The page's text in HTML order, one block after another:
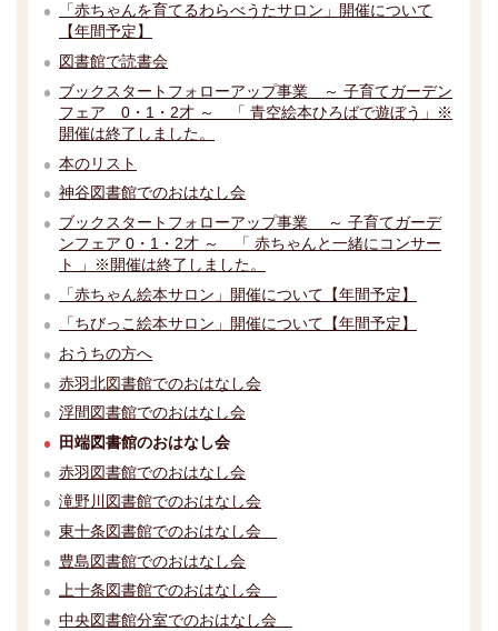
「赤ちゃんを育てるわらべうたサロン」開催について
【年間予定】
図書館で読書会
ブックスタートフォローアップ事業 ～ 子育てガーデン
フェア 0・1・2才 ～ 「 青空絵本ひろばで遊ぼう」※
開催は終了しました。
本のリスト
神谷図書館でのおはなし会
ブックスタートフォローアップ事業 ～ 子育てガーデ
ンフェア 0・1・2才 ～ 「 赤ちゃんと一緒にコンサー
ト 」※開催は終了しました。
「赤ちゃん絵本サロン」開催について【年間予定】
「ちびっこ絵本サロン」開催について【年間予定】
おうちの方へ
赤羽北図書館でのおはなし会
浮間図書館でのおはなし会
田端図書館のおはなし会
赤羽図書館でのおはなし会
滝野川図書館でのおはなし会
東十条図書館でのおはなし会
豊島図書館でのおはなし会
上十条図書館でのおはなし会
中央図書館分室でのおはなし会